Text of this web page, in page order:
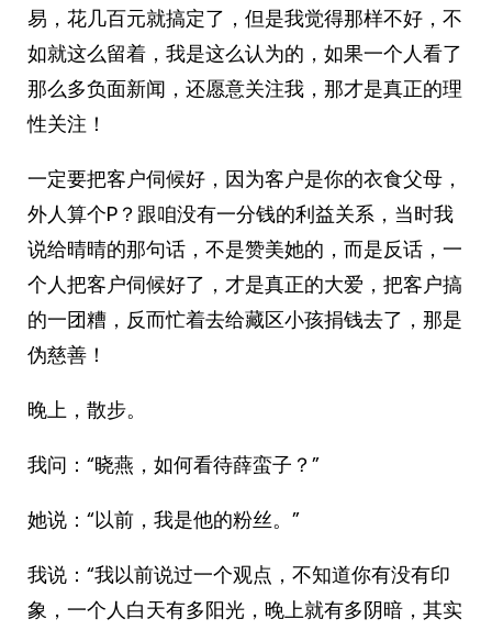
易，花几百元就搞定了，但是我觉得那样不好，不
如就这么留着，我是这么认为的，如果一个人看了
那么多负面新闻，还愿意关注我，那才是真正的理
性关注！
一定要把客户伺候好，因为客户是你的衣食父母，
外人算个P？跟咱没有一分钱的利益关系，当时我
说给晴晴的那句话，不是赞美她的，而是反话，一
个人把客户伺候好了，才是真正的大爱，把客户搞
的一团糟，反而忙着去给藏区小孩捐钱去了，那是
伪慈善！
晚上，散步。
我问：“晓燕，如何看待薛蛮子？”
她说：“以前，我是他的粉丝。”
我说：“我以前说过一个观点，不知道你有没有印
象，一个人白天有多阳光，晚上就有多阴暗，其实